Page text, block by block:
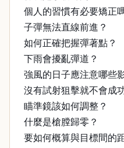
個人的習慣有必要矯正
子彈無法直線前進？
如何正確把握彈著點？
下雨會擾亂彈道？
強風的日子應注意哪些
沒有試射狙擊就不會成
瞄準鏡該如何調整？
什麼是槍膛歸零？
要如何概算與目標間的